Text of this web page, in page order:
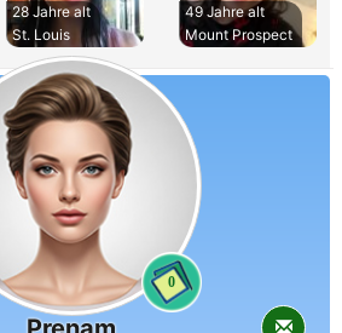
28 Jahre alt
St. Louis
49 Jahre alt
Mount Prospect
0